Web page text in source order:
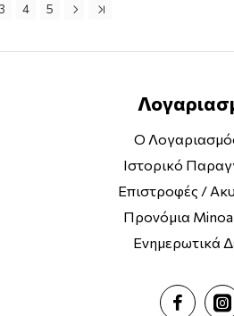
3 4 5
Ο
Ιστορικό
Επιστροφές /
Προνόμια
Ενημερωτικά